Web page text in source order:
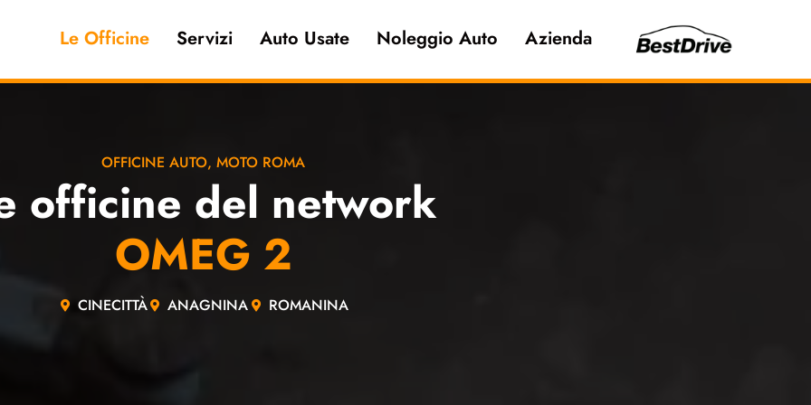
Le Officine Servizi Auto Usate Noleggio Auto Azienda
OFFICINE AUTO, MOTO ROMA
officine del network
OMEG 2
CINECITTÀ ANAGNINA ROMANINA